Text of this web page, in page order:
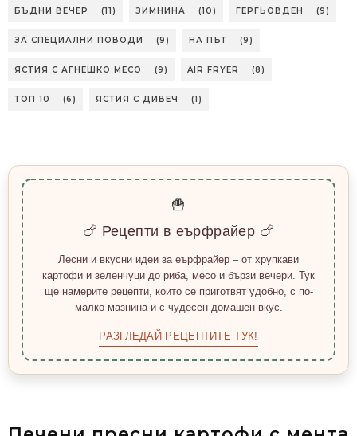
БЪДНИ ВЕЧЕР (11) ЗИМНИНА (10) ГЕРГЬОВДЕН (9)
ЗА СПЕЦИАЛНИ ПОВОДИ (9) НА ПЪТ (9)
ЯСТИЯ С АГНЕШКО МЕСО (9) AIR FRYER (8)
ТОП 10 (6) ЯСТИЯ С ДИВЕЧ (1)
🍟
🍗 Рецепти в еърфрайер 🍗
Лесни и вкусни идеи за еърфрайер – от хрупкави
картофи и зеленчуци до риба, месо и бързи вечери. Тук
ще намерите рецепти, които се приготвят удобно, с по-
малко мазнина и с чудесен домашен вкус.
РАЗГЛЕДАЙ РЕЦЕПТИТЕ ТУК!